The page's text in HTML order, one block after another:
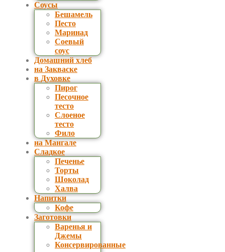
Соусы
Бешамель
Песто
Маринад
Соевый
соус
Домашний хлеб
на Закваске
в Духовке
Пирог
Песочное
тесто
Слоеное
тесто
Фило
на Мангале
Сладкое
Печенье
Торты
Шоколад
Халва
Напитки
Кофе
Заготовки
Варенья и
Джемы
Консервированные